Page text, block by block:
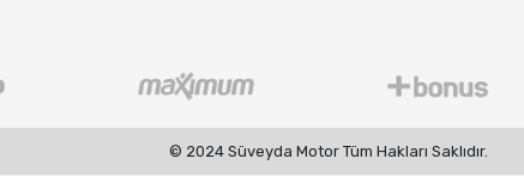
© 2024 Süveyda Motor Tüm Hakları Saklıdır.